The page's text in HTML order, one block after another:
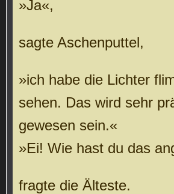
»Ja«,
sagte Aschenputtel,
»ich habe die Lichter
sehen. Das wird sehr
gewesen sein.«
»Ei! Wie hast du das
fragte die Älteste.